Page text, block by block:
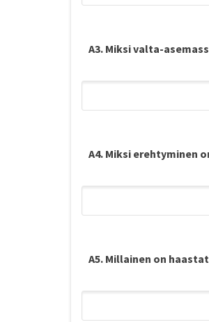
A3. Miksi valta-
A4. Miksi erehtyminen
A5. Millainen on